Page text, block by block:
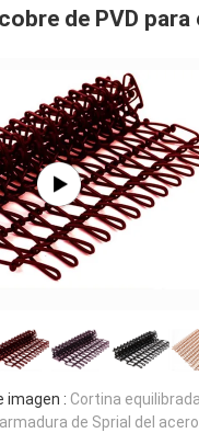
de PVD para
imagen : Cortina
de Sprial del acero